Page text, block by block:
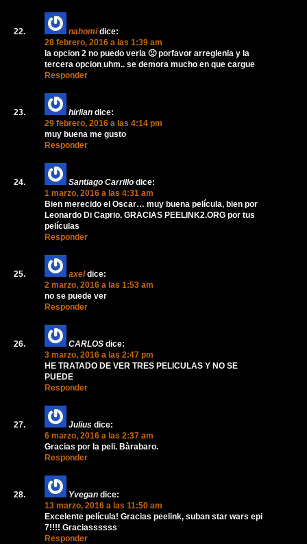
nahomi dice:
28 febrero, 2016 a las 1:39 am
la opcion 2 no puedo verla 🙁 porfavor arreglenla y la
tercera opcion uhm.. se demora mucho en que cargue
Responder
hirlian dice:
29 febrero, 2016 a las 4:14 pm
muy buena me gusto
Responder
Santiago Carrillo dice:
1 marzo, 2016 a las 4:31 am
Bien merecido el Oscar… muy buena película, bien por
Leonardo Di Caprio. GRACIAS PEELINK2.ORG por tus
películas
Responder
axel dice:
2 marzo, 2016 a las 1:53 am
no se puede ver
Responder
CARLOS dice:
3 marzo, 2016 a las 2:47 pm
HE TRATADO DE VER TRES PELICULAS Y NO SE
PUEDE
Responder
Julius dice:
6 marzo, 2016 a las 2:37 am
Gracias por la peli. Bàrabaro.
Responder
Yvegan dice:
13 marzo, 2016 a las 11:50 am
Excelente película! Gracias peelink, suban star wars epi
7!!!! Graciassssss
Responder